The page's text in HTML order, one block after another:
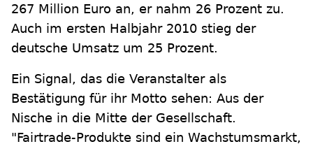
267 Million Euro an, er nahm 26 Prozent zu.
Auch im ersten Halbjahr 2010 stieg der
deutsche Umsatz um 25 Prozent.
Ein Signal, das die Veranstalter als
Bestätigung für ihr Motto sehen: Aus der
Nische in die Mitte der Gesellschaft.
"Fairtrade-Produkte sind ein Wachstumsmarkt,